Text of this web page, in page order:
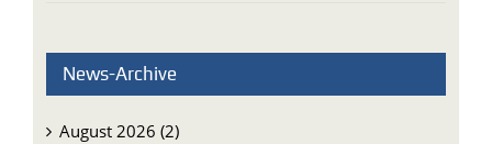
News-Archive
August 2026 (2)